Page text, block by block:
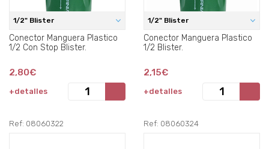
1/2" Blister
Conector Manguera Plastico
1/2 Con Stop Blister.
2,80€
+detalles
1/2" Blister
Conector Manguera Plastico
1/2 Blister.
2,15€
+detalles
Ref: 08060322 Ref: 08060324